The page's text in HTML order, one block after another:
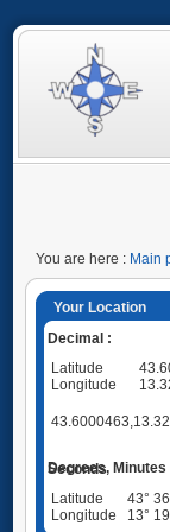
You are here : Main
Your Location
Decimal :
Latitude
Longitude
Degrees, Minutes & Seconds
Latitude
43°
Longitude
13°